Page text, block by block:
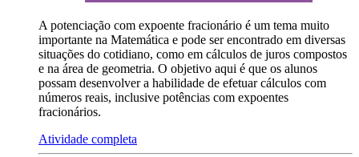
A potenciação com expoente fracionário é um tema muito
importante na Matemática e pode ser encontrado em diversas
situações do cotidiano, como em cálculos de juros compostos
e na área de geometria. O objetivo aqui é que os alunos
possam desenvolver a habilidade de efetuar cálculos com
números reais, inclusive potências com expoentes
fracionários.
Atividade completa